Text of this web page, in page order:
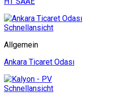
Schnellansicht
Allgemein
Ankara Ticaret Odası
Schnellansicht